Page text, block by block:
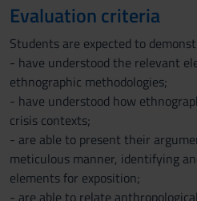
Evaluation criteria
Students are expected to
- have understood the relevant
ethnographic methodologies;
- have understood how
crisis contexts;
- are able to present their
meticulous manner, identifying
elements for exposition;
- are able to relate